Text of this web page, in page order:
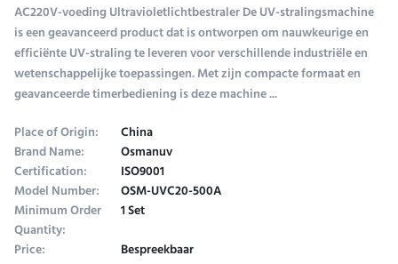
AC220V-voeding Ultravioletlichtbestraler De UV-stralingsmachine
is een geavanceerd product dat is ontworpen om nauwkeurige en
efficiënte UV-straling te leveren voor verschillende industriële en
wetenschappelijke toepassingen. Met zijn compacte formaat en
geavanceerde timerbediening is deze machine ...
Place of Origin:
China
Brand Name: Osmanuv
Certification: ISO9001
Model Number: OSM-UVC20-500A
Minimum Order
Quantity:
1 Set
Price:
Bespreekbaar